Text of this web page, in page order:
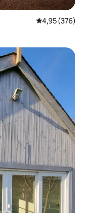
Calificación
4,95 (376)